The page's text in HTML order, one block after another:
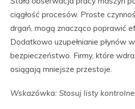
ciągłość procesów. Proste
drgań, mogą znacząco poprawić
Dodatkowo uzupełnianie płynów
bezpieczeństwo. Firmy, które
osiągają mniejsze przestoje.
Wskazówka: Stosuj listy